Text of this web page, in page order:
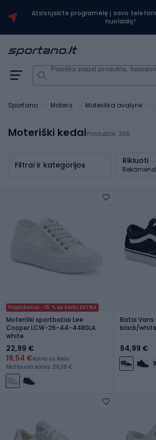
Atsisiųskite programėlę į savo
nuolaidą!
Paieška pagal produktą,
Sportano Moteris Moteriška avalynė
Moteriški kedaiProduktai: 356
Filtrai ir kategorijos Rikiuoti
Papildomai -15 % su kodu EXTRA
Moteriški sportbačiai Lee
Cooper LCW-26-44-4480LA
white
22,99 €
19,54 €kaina su kodu
Mažiausia kaina: 20,39 €
Batai Vans
black/white
84,99 €